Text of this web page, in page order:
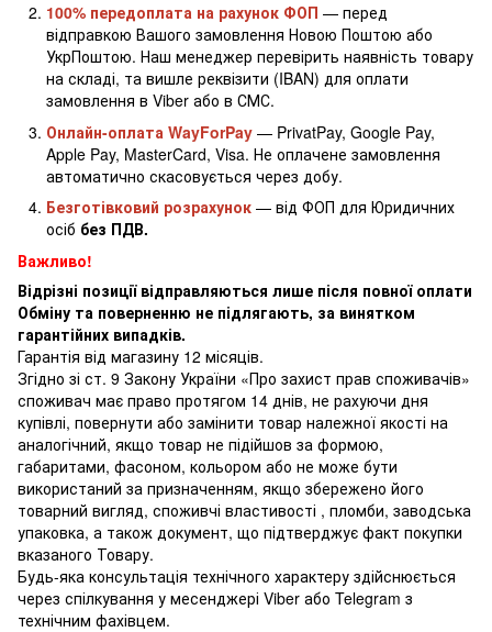
100% передоплата на рахунок ФОП — перед
відправкою Вашого замовлення Новою Поштою або
УкрПоштою. Наш менеджер перевірить наявність товару
на складі, та вишле реквізити (IBAN) для оплати
замовлення в Viber або в СМС.
Онлайн-оплата WayForPay — PrivatPay, Google Pay,
Apple Pay, MasterCard, Visa. Не оплачене замовлення
автоматично скасовується через добу.
Безготівковий розрахунок — від ФОП для Юридичних
осіб без ПДВ.
Важливо!
Відрізні позиції відправляються лише після повної оплати
Обміну та поверненню не підлягають, за винятком
гарантійних випадків.
Гарантія від магазину 12 місяців.
Згідно зі ст. 9 Закону України «Про захист прав споживачів»
споживач має право протягом 14 днів, не рахуючи дня
купівлі, повернути або замінити товар належної якості на
аналогічний, якщо товар не підійшов за формою,
габаритами, фасоном, кольором або не може бути
використаний за призначенням, якщо збережено його
товарний вигляд, споживчі властивості , пломби, заводська
упаковка, а також документ, що підтверджує факт покупки
вказаного Товару.
Будь-яка консультація технічного характеру здійснюється
через спілкування у месенджері Viber або Telegram з
технічним фахівцем.